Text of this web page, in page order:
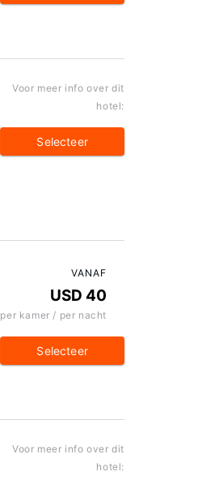
Voor meer info over dit
hotel:
Selecteer
VANAF
USD 40
per kamer / per nacht
Selecteer
Voor meer info over dit
hotel: